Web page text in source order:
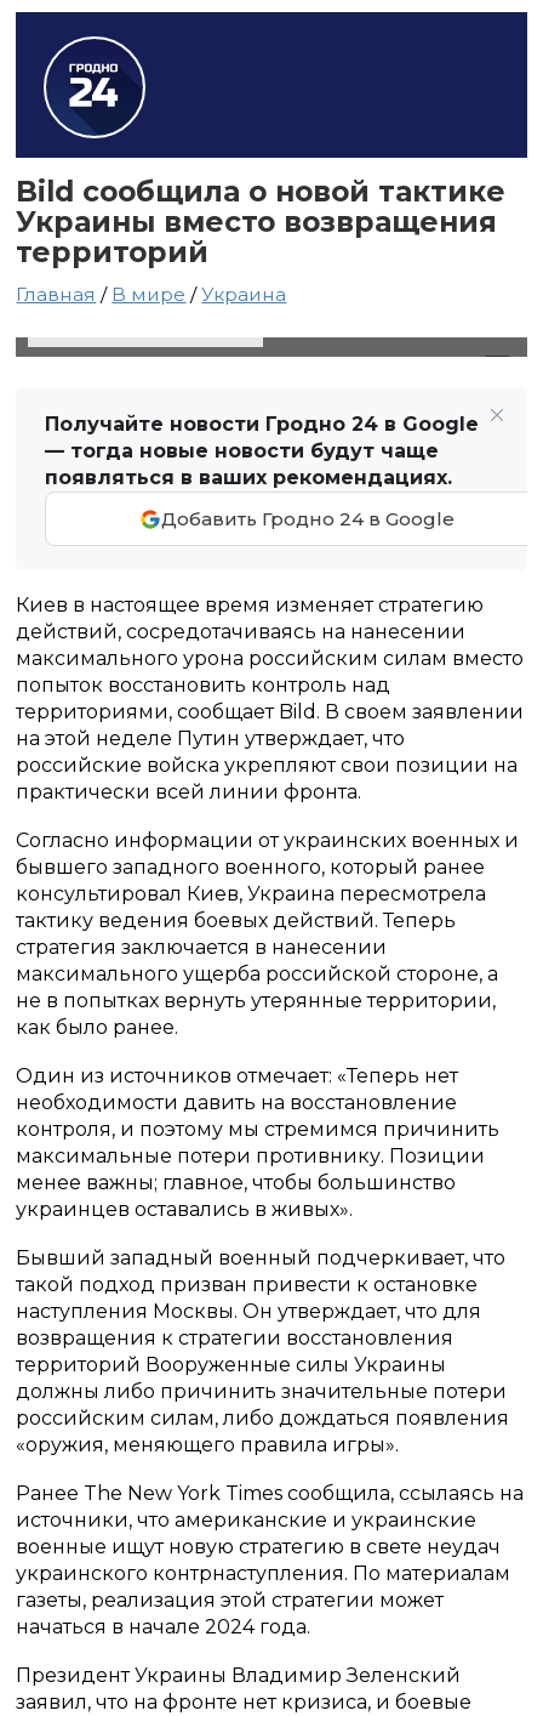
Bild сообщила о новой тактике
Украины вместо возвращения
территорий
Главная / В мире /Украина
Получайте новости Гродно 24 в Google
— тогда новые новости будут чаще
появляться в ваших рекомендациях.
Добавить Гродно 24 в Google
Киев в настоящее время изменяет стратегию
действий, сосредотачиваясь на нанесении
максимального урона российским силам вместо
попыток восстановить контроль над
территориями, сообщает Bild. В своем заявлении
на этой неделе Путин утверждает, что
российские войска укрепляют свои позиции на
практически всей линии фронта.
Согласно информации от украинских военных и
бывшего западного военного, который ранее
консультировал Киев, Украина пересмотрела
тактику ведения боевых действий. Теперь
стратегия заключается в нанесении
максимального ущерба российской стороне, а
не в попытках вернуть утерянные территории,
как было ранее.
Один из источников отмечает: «Теперь нет
необходимости давить на восстановление
контроля, и поэтому мы стремимся причинить
максимальные потери противнику. Позиции
менее важны; главное, чтобы большинство
украинцев оставались в живых».
Бывший западный военный подчеркивает, что
такой подход призван привести к остановке
наступления Москвы. Он утверждает, что для
возвращения к стратегии восстановления
территорий Вооруженные силы Украины
должны либо причинить значительные потери
российским силам, либо дождаться появления
«оружия, меняющего правила игры».
Ранее The New York Times сообщила, ссылаясь на
источники, что американские и украинские
военные ищут новую стратегию в свете неудач
украинского контрнаступления. По материалам
газеты, реализация этой стратегии может
начаться в начале 2024 года.
Президент Украины Владимир Зеленский
заявил, что на фронте нет кризиса, и боевые